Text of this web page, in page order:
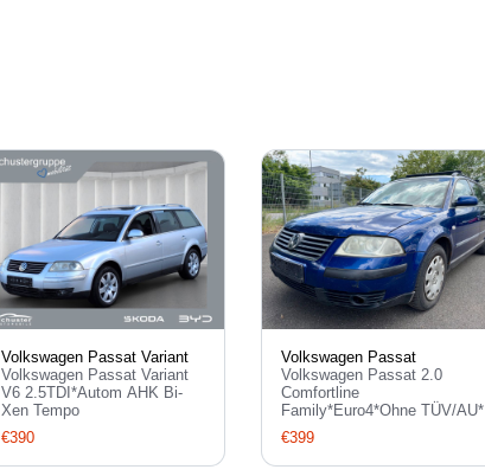
Volkswagen Passat Variant
Volkswagen Passat Variant
V6 2.5TDI*Autom AHK Bi-
Xen Tempo
€390
Volkswagen Passat
Volkswagen Passat 2.0
Comfortline
Family*Euro4*Ohne TÜV/AU*
€399